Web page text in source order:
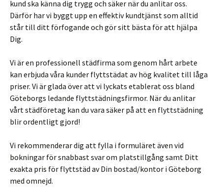
kund ska känna dig trygg och säker när du anlitar oss.
Därför har vi byggt upp en effektiv kundtjänst som alltid
står till ditt förfogande och gör sitt bästa för att hjälpa
Dig.
Vi är en professionell städfirma som genom hårt arbete
kan erbjuda våra kunder flyttstädat av hög kvalitet till låga
priser. Vi är glada över att vi lyckats etablerat oss bland
Göteborgs ledande flyttstädningsfirmor. När du anlitar
vårt städföretag kan du vara säker på att en flyttstädning
blir ordentligt gjord!
Vi rekommenderar dig att fylla i formuläret även vid
bokningar för snabbast svar om platstillgång samt Ditt
exakta pris för flyttstäd av Din bostad/kontor i Göteborg
med omnejd.